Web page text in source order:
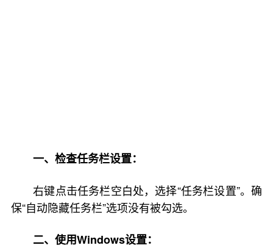
一、检查任务栏设置：
右键点击任务栏空白处，选择“任务栏设置”。确
保“自动隐藏任务栏”选项没有被勾选。
二、使用Windows设置：